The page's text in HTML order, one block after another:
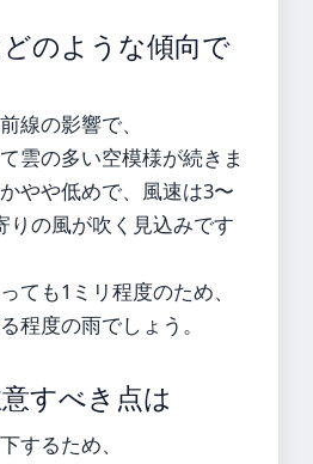
のような傾向で
線の影響で、
雲の多い空模様が続きま
やや低めで、風速は3〜
りの風が吹く見込みです
ても1ミリ程度のため、
程度の雨でしょう。
すべき点は
するため、